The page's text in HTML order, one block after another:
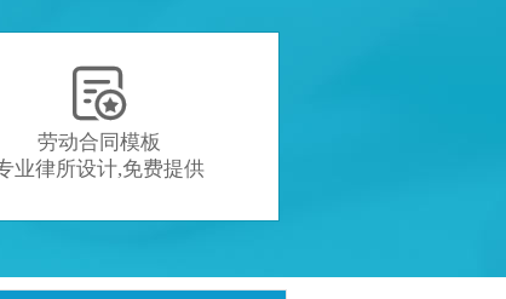

劳动合同模板
业律所设计,免费提供